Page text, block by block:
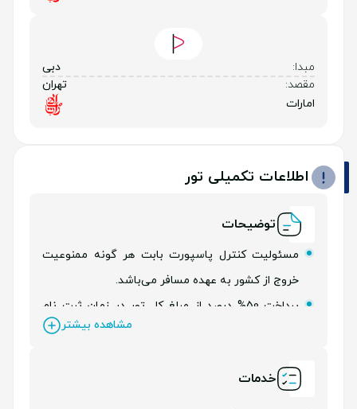
مبدا:
دبی
مقصد:
تهران
امارات
اطلاعات تکمیلی تور
توضیحات
مسئولیت کنترل پاسپورت بابت هر گونه ممنوعیت
خروج از کشور به عهده مسافر می‌باشد.
پرداخت 50% درصد از مبلغ کل تور در زمان ثبت نام
مشاهده بیشتر
خدمات